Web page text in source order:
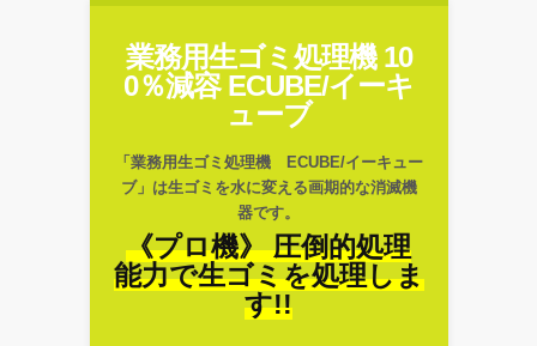
業務用生ゴミ処理機 10
0％減容 ECUBE/イーキ
ューブ
「業務用生ゴミ処理機 ECUBE/イーキュー
ブ」は生ゴミを水に変える画期的な消滅機
器です。
《プロ機》 圧倒的処理
能力で生ゴミを処理しま
す!!